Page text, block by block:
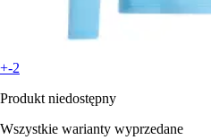
+-2
Produkt niedostępny
Wszystkie warianty wyprzedane